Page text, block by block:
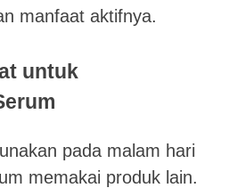
manfaat aktifnya.
untuk
pada malam hari
memakai produk lain.